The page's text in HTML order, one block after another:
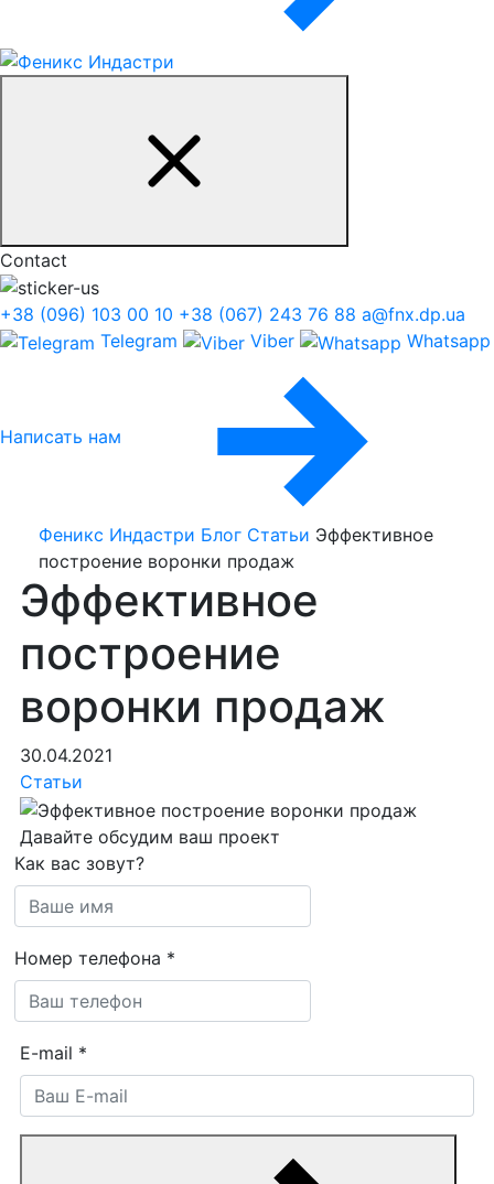
Contact
+38 (096) 103 00 10 +38 (067) 243 76 88 a@fnx.dp.ua
Telegram
Viber Whatsapp
Написать нам
Феникс Индастри Блог Статьи Эффективное
построение воронки продаж
Эффективное
построение
воронки продаж
30.04.2021
Статьи
Давайте обсудим ваш проект
Как вас зовут?
Номер телефона *
E-mail *